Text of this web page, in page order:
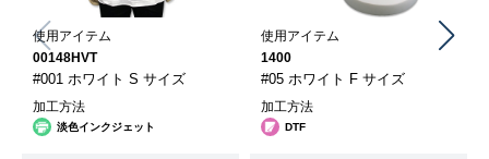
使用アイテム
00148HVT
#001 ホワイト S サイズ
加工方法
淡色インクジェット
使用アイテム
1400
#05 ホワイト F サイズ
加工方法
DTF